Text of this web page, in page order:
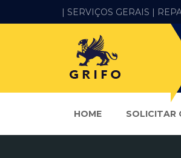
| SERVIÇOS GERAIS |
HOME SOLICITAR